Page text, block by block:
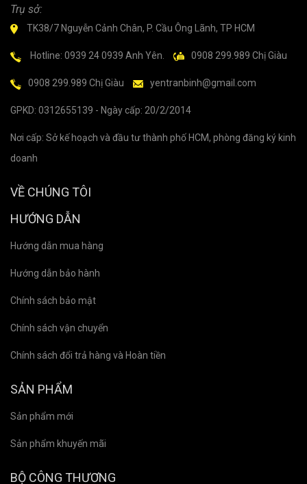
Trụ sở:
TK38/7 Nguyễn Cảnh Chân, P. Cầu Ông Lãnh, TP HCM
Hotline: 0939 24 0939 Anh Yên. 0908 299.989 Chị Giàu
0908 299.989 Chị Giàu yentranbinh@gmail.com
GPKD: 0312655139 - Ngày cấp: 20/2/2014
Nơi cấp: Sở kế hoạch và đầu tư thành phố HCM, phòng đăng ký kinh
doanh
VỀ CHÚNG TÔI
HƯỚNG DẪN
Hướng dẫn mua hàng
Hướng dẫn bảo hành
Chính sách bảo mật
Chính sách vận chuyển
Chính sách đổi trả hàng và Hoàn tiền
SẢN PHẨM
Sản phẩm mới
Sản phẩm khuyến mãi
BỘ CÔNG THƯƠNG